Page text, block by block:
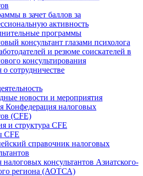
в зачет баллов за
активность
программы
консультант глазами психолога
и резюме соискателей в
консультирования
сотрудничестве
новости и мероприятия
Конфедерация налоговых
(CFE)
и структура CFE
CFE
справочник налоговых
консультантов Азиатского-
региона (АОТСА)